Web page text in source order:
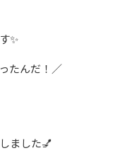
✨
たんだ！／
ました💅